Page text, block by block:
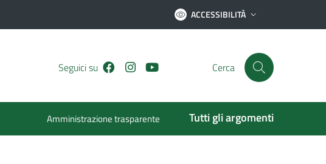
ACCESSIBILITÀ
Seguici su Facebook
Instagram Cerca
Amministrazione trasparente Tutti gli argomenti